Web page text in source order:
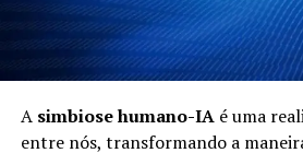
A simbiose humano-IAé uma
entre nós, transformando a